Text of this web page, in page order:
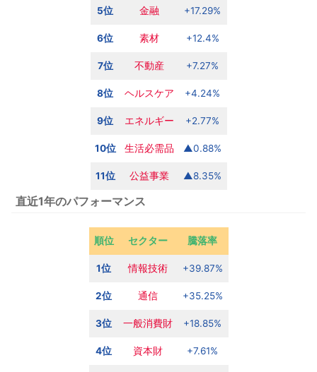
5位 金融 +17.29%
6位 素材 +12.4%
7位 不動産 +7.27%
8位 ヘルスケア +4.24%
9位 エネルギー +2.77%
10位 生活必需品 ▲0.88%
11位 公益事業 ▲8.35%
直近1年のパフォーマンス
順位 セクター 騰落率
1位 情報技術 +39.87%
2位 通信 +35.25%
3位 一般消費財 +18.85%
4位 資本財 +7.61%